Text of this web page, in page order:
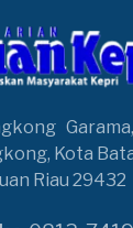
Garama,
Kota
Riau 29432